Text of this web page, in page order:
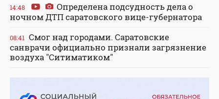
14:48
Определена подсудность дела о
ночном ДТП саратовского вице-губернатора
08:41 Смог над городами. Саратовские
санврачи официально признали загрязнение
воздуха "Ситиматиком"